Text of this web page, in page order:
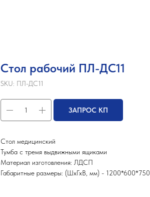
Стол рабочий ПЛ-ДС11
SKU: ПЛ-ДС11
ЗАПРОС КП
Стол медицинский
Тумба с тремя выдвижными ящиками
Материал изготовления: ЛДСП
Габаритные размеры: (ШхГхВ, мм) - 1200*600*750